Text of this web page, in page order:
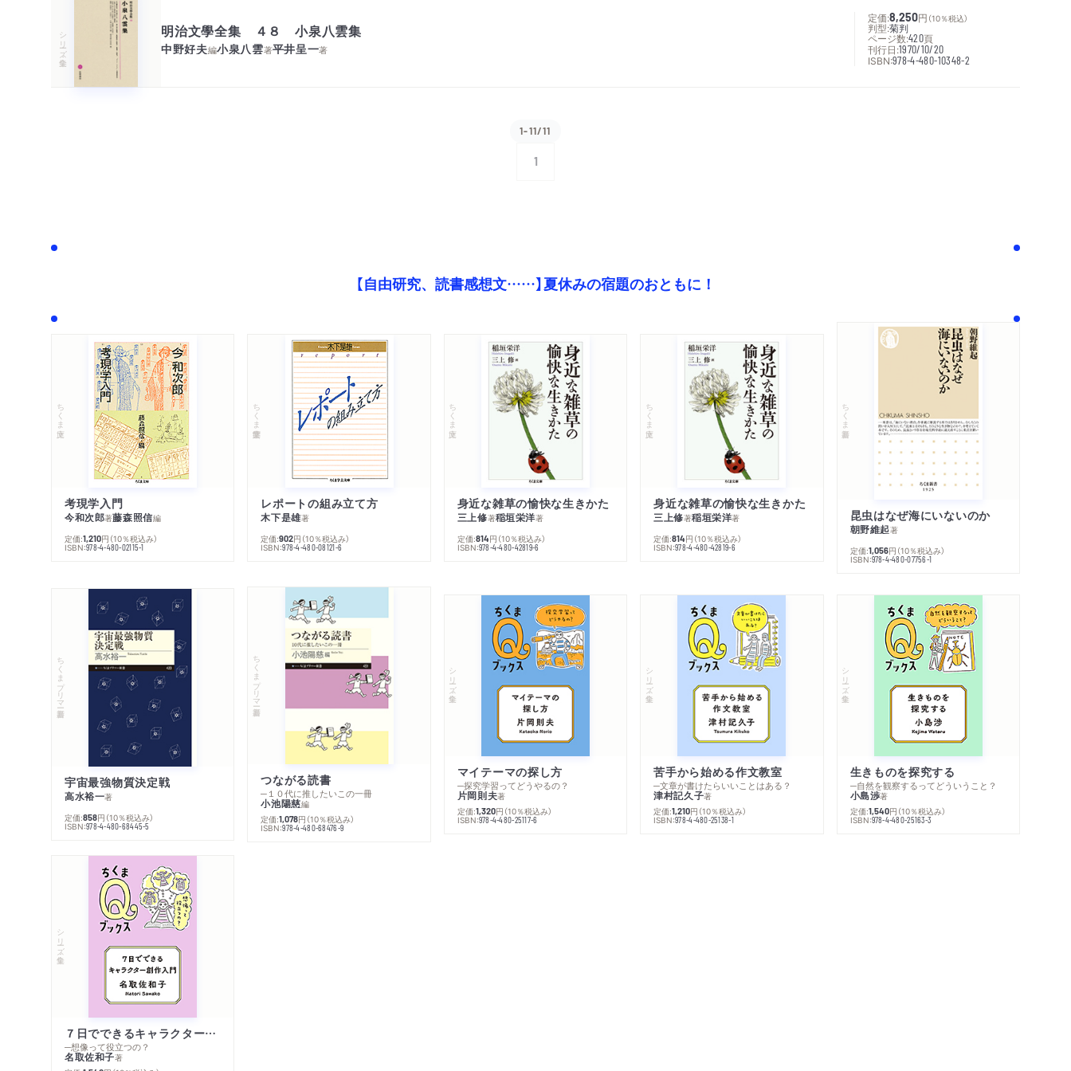
シリーズ・全集 明治文學全集 ４８ 小泉八雲集
中野好夫編小泉八雲著平井呈一著
定価:8,250円 （10％税込）
判型:菊判
ページ数:420頁
刊行日:1970/10/20
ISBN:978-4-480-10348-2
1-11/11
1
【自由研究、読書感想文……】夏休みの宿題のおともに！
ちくま文庫
考現学入門
今和次郎著藤森照信編
定価:1,210円 （10％税込み）
ISBN:978-4-480-02115-1
ちくま学芸文庫
レポートの組み立て方
木下是雄著
定価:902円 （10％税込み）
ISBN:978-4-480-08121-6
ちくま文庫
身近な雑草の愉快な生きかた
三上修著稲垣栄洋著
定価:814円 （10％税込み）
ISBN:978-4-480-42819-6
ちくま文庫
身近な雑草の愉快な生きかた
三上修著稲垣栄洋著
定価:814円 （10％税込み）
ISBN:978-4-480-42819-6
ちくま新書
昆虫はなぜ海にいないのか
朝野維起著
定価:1,056円 （10％税込み）
ISBN:978-4-480-07756-1
ちくまプリマー新書
宇宙最強物質決定戦
高水裕一著
定価:858円 （10％税込み）
ISBN:978-4-480-68445-5
ちくまプリマー新書
つながる読書
─１０代に推したいこの一冊
小池陽慈編
定価:1,078円 （10％税込み）
ISBN:978-4-480-68476-9
シリーズ・全集
マイテーマの探し方
─探究学習ってどうやるの？
片岡則夫著
定価:1,320円 （10％税込み）
ISBN:978-4-480-25117-6
シリーズ・全集
苦手から始める作文教室
─文章が書けたらいいことはある？
津村記久子著
定価:1,210円 （10％税込み）
ISBN:978-4-480-25138-1
シリーズ・全集
生きものを探究する
─自然を観察するってどういうこと？
小島渉著
定価:1,540円 （10％税込み）
ISBN:978-4-480-25163-3
シリーズ・全集
７日でできるキャラクター創作入門
─想像って役立つの？
名取佐和子著